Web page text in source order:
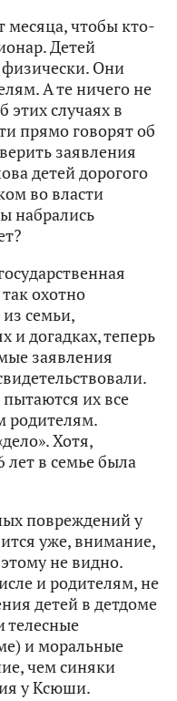
месяца, чтобы кто-
Детей
Они
А те ничего не
этих случаях в
прямо говорят об
заявления
детей дорогого
во власти
набрались
охотно
семьи,
и догадках, теперь
заявления
их все
родителям.
Хотя,
в семье была
повреждений у
уже, внимание,
не видно.
и родителям, не
детей в детдоме
телесные
и моральные
чем синяки
у Ксюши.